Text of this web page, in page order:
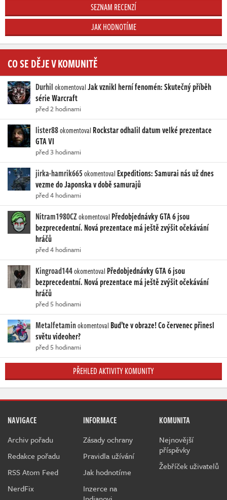
SEZNAM RECENZÍ
JAK HODNOTÍME
CO SE DĚJE V KOMUNITĚ
DurhilokomentovalJak vznikl herní fenomén: Skutečný příběh
série Warcraft
před 2 hodinami
lister88okomentoval Rockstar odhalil datum velké prezentace
GTA VI
před 3 hodinami
jirka-hamrik665okomentoval Expeditions: Samurai nás už dnes
vezme do Japonska v době samurajů
před 4 hodinami
Nitram1980CZokomentoval Předobjednávky GTA 6 jsou
bezprecedentní. Nová prezentace má ještě zvýšit očekávání
hráčů
před 4 hodinami
Kingroad144okomentoval Předobjednávky GTA 6 jsou
bezprecedentní. Nová prezentace má ještě zvýšit očekávání
hráčů
před 5 hodinami
Metalfetaminokomentoval Buďte v obraze! Co červenec přinesl
světu videoher?
před 5 hodinami
PŘEHLED AKTIVITY KOMUNITY
NAVIGACE
Archiv pořadu
Redakce pořadu
RSS Atom Feed
NerdFix
INFORMACE
Zásady ochrany
Pravidla užívání
Jak hodnotíme
Inzerce na
KOMUNITA
Nejnovější
příspěvky
Žebříček uživatelů